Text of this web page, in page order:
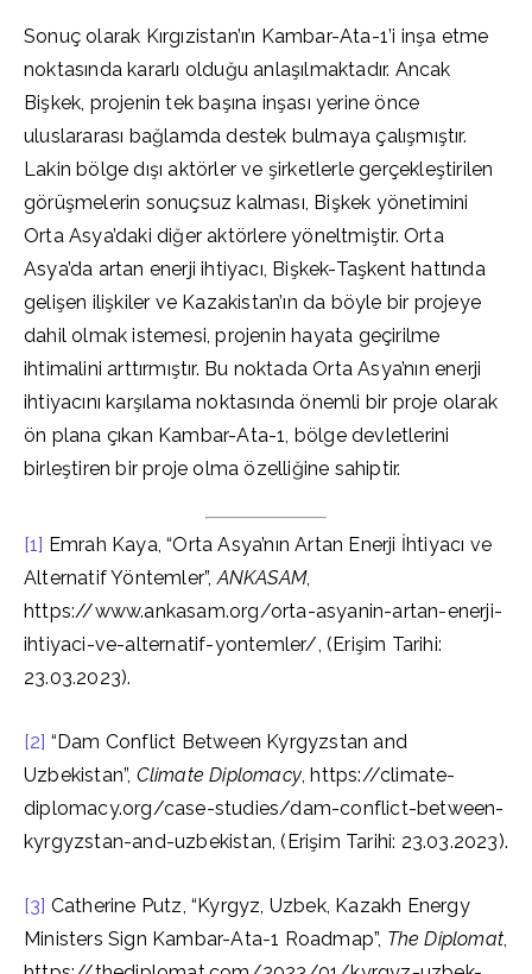
Sonuç olarak Kırgızistan’ın Kambar-Ata-1’i inşa etme
noktasında kararlı olduğu anlaşılmaktadır. Ancak
Bişkek, projenin tek başına inşası yerine önce
uluslararası bağlamda destek bulmaya çalışmıştır.
Lakin bölge dışı aktörler ve şirketlerle gerçekleştirilen
görüşmelerin sonuçsuz kalması, Bişkek yönetimini
Orta Asya’daki diğer aktörlere yöneltmiştir. Orta
Asya’da artan enerji ihtiyacı, Bişkek-Taşkent hattında
gelişen ilişkiler ve Kazakistan’ın da böyle bir projeye
dahil olmak istemesi, projenin hayata geçirilme
ihtimalini arttırmıştır. Bu noktada Orta Asya’nın enerji
ihtiyacını karşılama noktasında önemli bir proje olarak
ön plana çıkan Kambar-Ata-1, bölge devletlerini
birleştiren bir proje olma özelliğine sahiptir.
[1] Emrah Kaya, “Orta Asya’nın Artan Enerji İhtiyacı ve
Alternatif Yöntemler”,ANKASAM,
https://www.ankasam.org/orta-asyanin-artan-enerji-
ihtiyaci-ve-alternatif-yontemler/, (Erişim Tarihi:
23.03.2023).
[2] “Dam Conflict Between Kyrgyzstan and
Uzbekistan”, Climate Diplomacy, https://climate-
diplomacy.org/case-studies/dam-conflict-between-
kyrgyzstan-and-uzbekistan, (Erişim Tarihi: 23.03.2023).
[3] Catherine Putz, “Kyrgyz, Uzbek, Kazakh Energy
Ministers Sign Kambar-Ata-1 Roadmap”, The Diplomat,